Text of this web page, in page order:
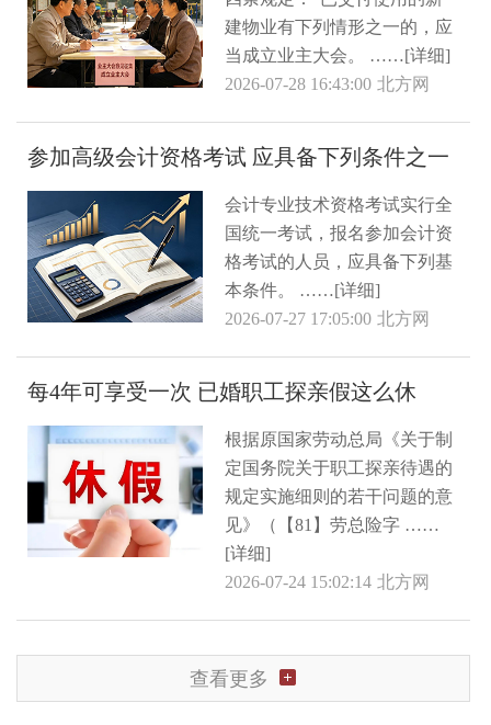
建物业有下列情形之一的，应
当成立业主大会。 ……[详细]
2026-07-28 16:43:00 北方网
参加高级会计资格考试 应具备下列条件之一
会计专业技术资格考试实行全
国统一考试，报名参加会计资
格考试的人员，应具备下列基
本条件。 ……[详细]
2026-07-27 17:05:00 北方网
每4年可享受一次 已婚职工探亲假这么休
根据原国家劳动总局《关于制
定国务院关于职工探亲待遇的
规定实施细则的若干问题的意
见》（【81】劳总险字 ……
[详细]
2026-07-24 15:02:14 北方网
查看更多